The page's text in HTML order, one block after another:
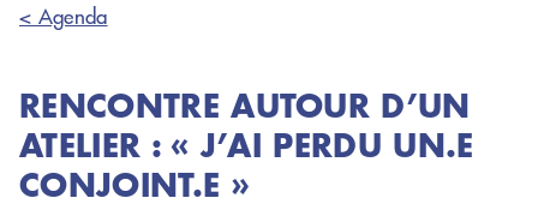
< Agenda
RENCONTRE AUTOUR D’UN
ATELIER : « J’AI PERDU UN.E
CONJOINT.E »